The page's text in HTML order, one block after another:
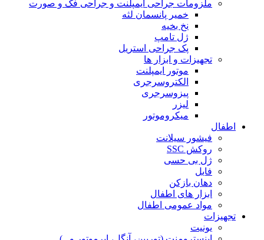
ملزومات جراحی ایمپلنت و جراحی فک و صورت
خمیر پانسمان لثه
نخ بخیه
ژل تامپ
پک جراحی استریل
تجهیزات و ابزار ها
موتور ایمپلنت
الکتروسرجری
پیزوسرجری
لیزر
میکروموتور
اطفال
فیشور سیلانت
روکش SSC
ژل بی حسی
فایل
دهان بازکن
ابزار های اطفال
مواد عمومی اطفال
تجهیزات
یونیت